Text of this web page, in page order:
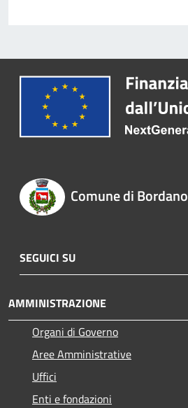
Comune di Bordano
SEGUICI SU
AMMINISTRAZIONE
Organi di Governo
Aree Amministrative
Uffici
Enti e fondazioni